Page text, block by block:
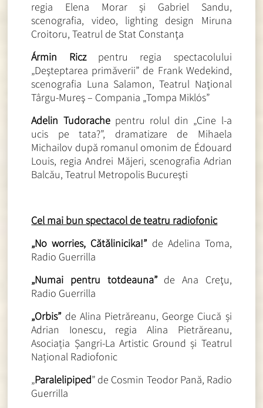
regia Elena Morar și Gabriel Sandu,
scenografia, video, lighting design Miruna
Croitoru, Teatrul de Stat Constanţa
Ármin Riczpentru regia spectacolului
„Deşteptarea primăverii” de Frank Wedekind,
scenografia Luna Salamon, Teatrul Naţional
Târgu-Mureş – Compania „Tompa Miklós”
Adelin Tudorache pentru rolul din „Cine l-a
ucis pe tata?”, dramatizare de Mihaela
Michailov după romanul omonim de Édouard
Louis, regia Andrei Măjeri, scenografia Adrian
Balcău, Teatrul Metropolis Bucureşti
Cel mai bun spectacol de teatru radiofonic
„No worries, Cătălinicika!” de Adelina Toma,
Radio Guerrilla
„Numai pentru totdeauna” de Ana Creţu,
Radio Guerrilla
„Orbis” de Alina Pietrăreanu, George Ciucă și
Adrian Ionescu, regia Alina Pietrăreanu,
Asociația Șangri-La Artistic Ground și Teatrul
Național Radiofonic
„Paralelipiped” de Cosmin Teodor Pană, Radio
Guerrilla